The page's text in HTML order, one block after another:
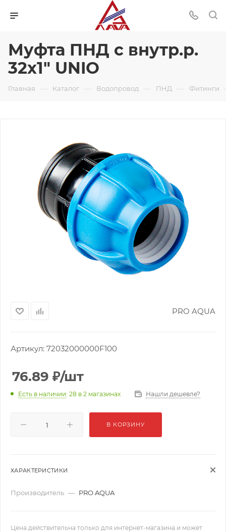
Муфта ПНД с внутр.р.
32х1" UNIO
Главная — Каталог — Водопровод — ПНД — Фитинги
PRO AQUA
Артикул: 72032000000F100
76.89 ₽/шт
Есть в наличии: 28 в 2 магазинах Нашли дешевле?
В КОРЗИНУ
ХАРАКТЕРИСТИКИ
Производитель — PRO AQUA
Цена действительна только для интернет-магазина и может